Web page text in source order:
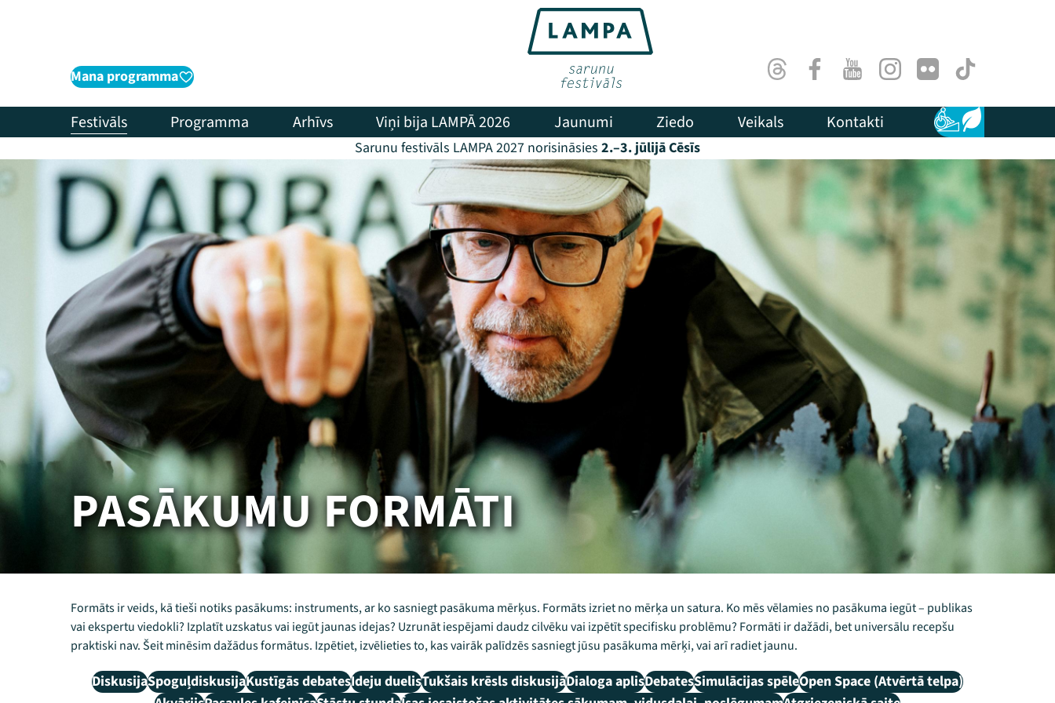
Mana programma ThreadsFacebookYoutubeInstagram
Flick TikTok
Festivāls Programma Arhīvs Viņi bija LAMPĀ 2026 Jaunumi Ziedo Veikals Kontakti Pieejamība
Ilgtspēja
Sarunu festivāls LAMPA 2027 norisināsies 2.–3. jūlijā Cēsīs
PASĀKUMU FORMĀTI
Formāts ir veids, kā tieši notiks pasākums: instruments, ar ko sasniegt pasākuma mērķus. Formāts izriet no mērķa un satura. Ko mēs vēlamies no pasākuma iegūt – publikas
vai ekspertu viedokli? Izplatīt uzskatus vai iegūt jaunas idejas? Uzrunāt iespējami daudz cilvēku vai izpētīt specifisku problēmu? Formāti ir dažādi, bet universālu recepšu
praktiski nav. Šeit minēsim dažādus formātus. Izpētiet, izvēlieties to, kas vairāk palīdzēs sasniegt jūsu pasākuma mērķi, vai arī radiet jaunu.
DiskusijaSpoguļdiskusijaKustīgās debatesIdeju duelisTukšais krēsls diskusijāDialoga aplisDebatesSimulācijas spēleOpen Space (Atvērtā telpa)